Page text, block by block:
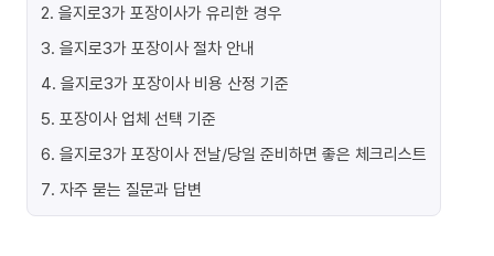
2. 을지로3가 포장이사가 유리한 경우
3. 을지로3가 포장이사 절차 안내
4. 을지로3가 포장이사 비용 산정 기준
5. 포장이사 업체 선택 기준
6. 을지로3가 포장이사 전날/당일 준비하면 좋은 체크리스트
7. 자주 묻는 질문과 답변